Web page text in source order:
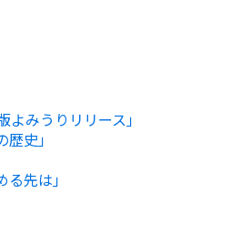
よみうりリリース｣
歴史｣
る先は｣